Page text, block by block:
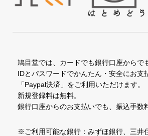
鳩目堂では、カードでも銀行口座からで
IDとパスワードでかんたん・安全にお支
「Paypal決済」をご利用いただけます。
新規登録料は無料。
銀行口座からのお支払いでも、振込手数
※ご利用可能な銀行：みずほ銀行、三井